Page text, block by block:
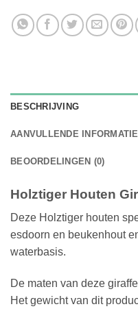
BESCHRIJVING
AANVULLENDE INFORMATIE
BEOORDELINGEN (0)
Holztiger Houten
Deze Holztiger houten
esdoorn en beukenhout
waterbasis.
De maten van deze
Het gewicht van dit